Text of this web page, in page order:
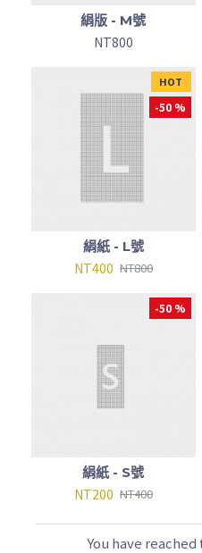
絹版 - M號
NT800
HOT
-50 %
絹紙 - L號
NT400 NT800
-50 %
絹紙 - S號
NT200 NT400
You have